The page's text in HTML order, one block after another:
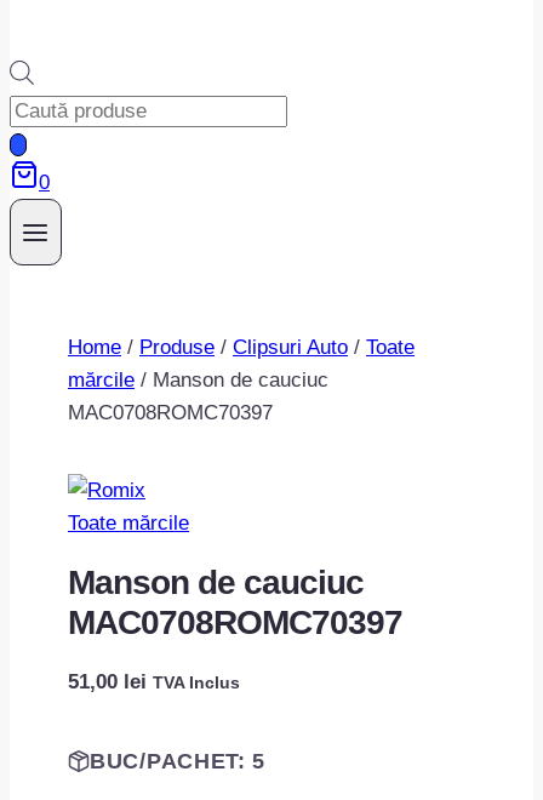
Products
search
0
Home / Produse / Clipsuri Auto / Toate
mărcile / Manson de cauciuc
MAC0708ROMC70397
Toate mărcile
Manson de cauciuc
MAC0708ROMC70397
51,00 lei TVA Inclus
BUC/PACHET: 5